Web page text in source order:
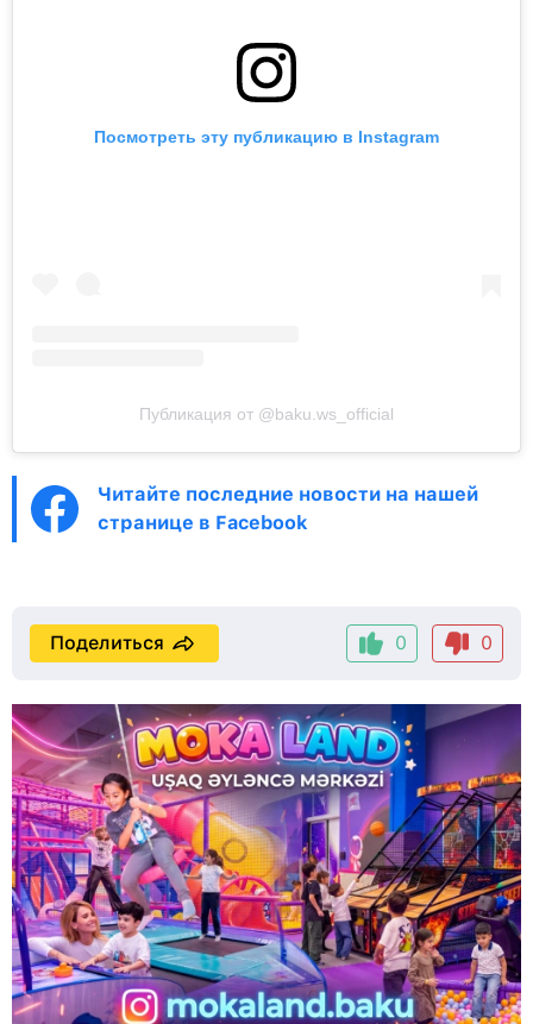
Посмотреть эту публикацию в Instagram
Публикация от @baku.ws_official
Читайте последние новости на нашей
странице в Facebook
0 0
Поделиться